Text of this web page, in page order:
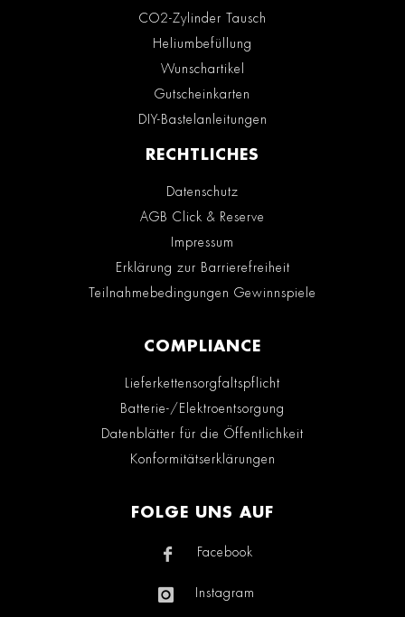
CO2-Zylinder Tausch
Heliumbefüllung
Wunschartikel
Gutscheinkarten
DIY-Bastelanleitungen
RECHTLICHES
Datenschutz
AGB Click & Reserve
Impressum
Erklärung zur Barrierefreiheit
Teilnahmebedingungen Gewinnspiele
COMPLIANCE
Lieferkettensorgfaltspflicht
Batterie-/Elektroentsorgung
Datenblätter für die Öffentlichkeit
Konformitätserklärungen
FOLGE UNS AUF
Facebook
Instagram